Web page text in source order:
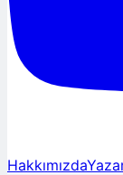
Hakkımızda